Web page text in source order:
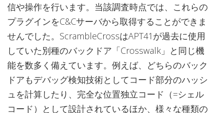
信や操作を行います。当該調査時点では、これらの
プラグインをC&Cサーバから取得することができま
せんでした。ScrambleCrossはAPT41が過去に使用
していた別種のバックドア「Crosswalk」と同じ機
能を数多く備えています。例えば、どちらのバック
ドアもデバッグ検知技術としてコード部分のハッシ
ュを計算したり、完全な位置独立コード（=シェル
コード）として設計されているほか、様々な種類の